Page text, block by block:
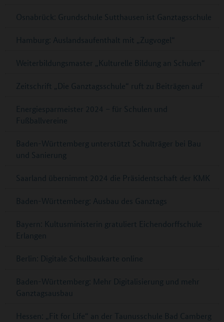
Osnabrück: Grundschule Sutthausen ist Ganztagsschule
Hamburg: Auslandsaufenthalt mit „Zugvogel“
Weiterbildungsmaster „Kulturelle Bildung an Schulen“
Zeitschrift „Die Ganztagsschule“ ruft zu Beiträgen auf
Energiesparmeister 2024 – für Schulen und
Fußballvereine
Baden-Württemberg unterstützt Schulträger bei Bau
und Sanierung
Saarland übernimmt 2024 die Präsidentschaft der KMK
Baden-Württemberg: Ausbau des Ganztags
Bayern: Kultusministerin gratuliert Eichendorffschule
Erlangen
Berlin: Digitale Schulbaukarte online
Baden-Württemberg: Mehr Digitalisierung und mehr
Ganztagsausbau
Hessen: „Fit for Life“ an der Taunusschule Bad Camberg